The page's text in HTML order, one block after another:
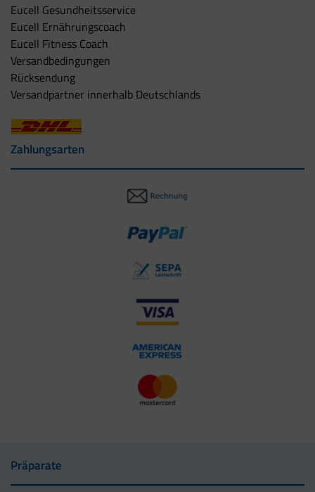
Eucell Gesundheitsservice
Eucell Ernährungscoach
Eucell Fitness Coach
Versandbedingungen
Rücksendung
Versandpartner innerhalb Deutschlands
Zahlungsarten
Präparate